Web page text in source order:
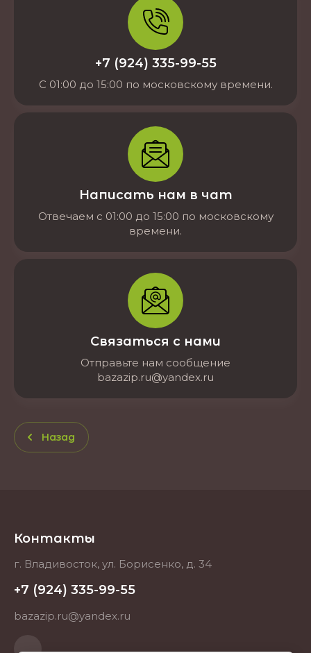
+7 (924) 335-99-55
С 01:00 до 15:00 по московскому времени.
Написать нам в чат
Отвечаем с 01:00 до 15:00 по московскому
времени.
Связаться с нами
Отправьте нам сообщение
bazazip.ru@yandex.ru
Назад
Контакты
г. Владивосток, ул. Борисенко, д. 34
+7 (924) 335-99-55
bazazip.ru@yandex.ru